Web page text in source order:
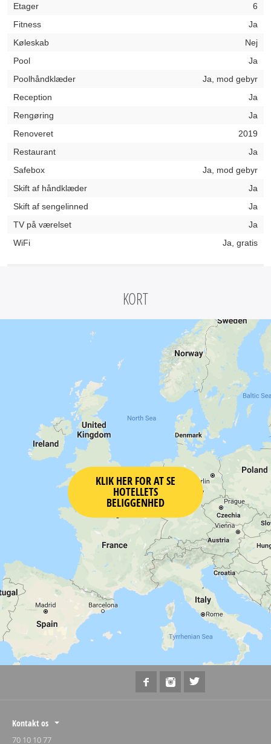
Etager
6
Fitness
Ja
Køleskab
Nej
Pool
Ja
Poolhåndklæder
Ja, mod gebyr
Reception
Ja
Rengøring
Ja
Renoveret
2019
Restaurant
Ja
Safebox
Ja, mod gebyr
Skift af håndklæder
Ja
Skift af sengelinned
Ja
TV på værelset
Ja
WiFi
Ja, gratis
KORT
KLIK HER FOR AT SE
HOTELLETS
BELIGGENHED
Kontakt os
70 10 10 77